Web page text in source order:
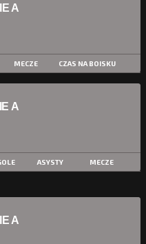
A
MECZE CZAS NA BOISKU
A
ASYSTY MECZE
A